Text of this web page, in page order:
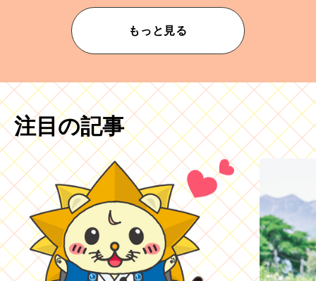
もっと見る
注目の記事